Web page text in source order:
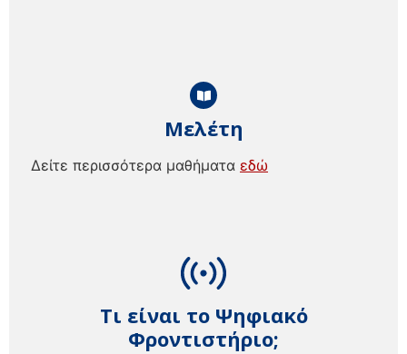
Τι είναι το Ψηφιακό
Φροντιστήριο;
Μελέτη
Δείτε περισσότερα μαθήματα εδώ